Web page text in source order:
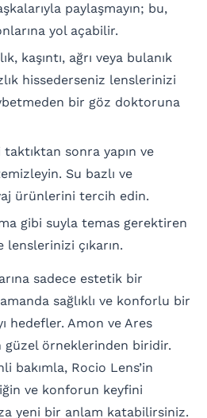
paylaşmayın; bu,
yol açabilir.
kaşıntı, ağrı veya bulanık
hissederseniz lenslerinizi
bir göz doktoruna
taktıktan sonra yapın ve
Su bazlı ve
ürünlerini tercih edin.
gibi suyla temas gerektiren
çıkarın.
sadece estetik bir
sağlıklı ve konforlu bir
hedefler. Amon ve Ares
güzel örneklerinden biridir.
bakımla, Rocio Lens’in
ve konforun keyfini
yeni bir anlam katabilirsiniz.